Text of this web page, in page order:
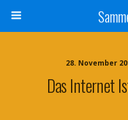
28. November
Das Internet